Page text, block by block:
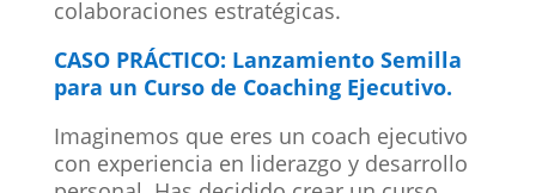
colaboraciones estratégicas.
CASO PRÁCTICO: Lanzamiento Semilla
para un Curso de Coaching Ejecutivo.
Imaginemos que eres un coach ejecutivo
con experiencia en liderazgo y desarrollo